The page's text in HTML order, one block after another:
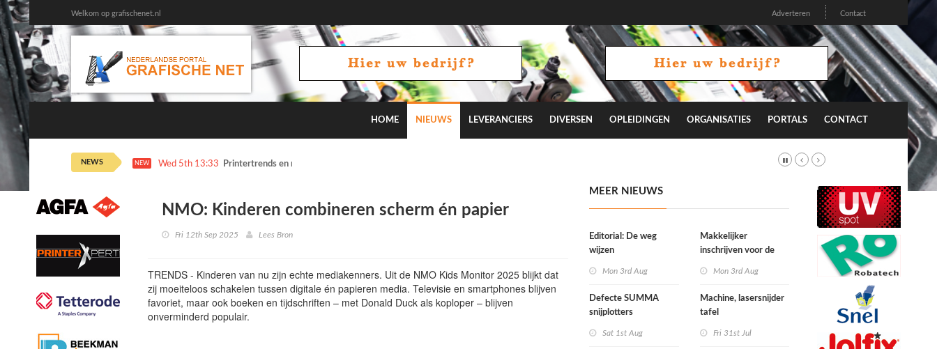
Welkom op grafischenet.nl Adverteren Contact
HOME NIEUWS LEVERANCIERS DIVERSEN OPLEIDINGEN ORGANISATIES PORTALS CONTACT
NEWS NEW Wed 5th 13:33 Printertrends en meer
NMO: Kinderen combineren scherm én papier
Fri 12th Sep 2025 Lees Bron
TRENDS - Kinderen van nu zijn echte mediakenners. Uit de NMO Kids Monitor 2025 blijkt dat
zij moeiteloos schakelen tussen digitale én papieren media. Televisie en smartphones blijven
favoriet, maar ook boeken en tijdschriften – met Donald Duck als koploper – blijven
onverminderd populair.
MEER NIEUWS
Editorial: De weg
wijzen
Mon 3rd Aug
Defecte SUMMA
snijplotters
Sat 1st Aug
Makkelijker
inschrijven voor de
Mon 3rd Aug
Machine, lasersnijder
tafel
Fri 31st Jul